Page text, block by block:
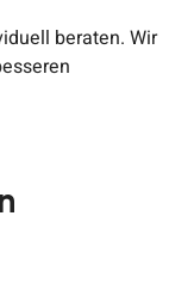
beraten. Wir